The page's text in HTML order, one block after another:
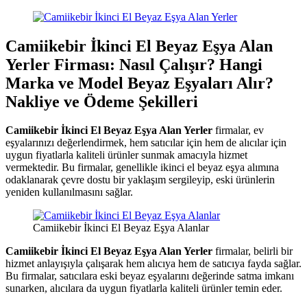
Camiikebir İkinci El Beyaz Eşya Alan
Yerler Firması: Nasıl Çalışır? Hangi
Marka ve Model Beyaz Eşyaları Alır?
Nakliye ve Ödeme Şekilleri
Camiikebir İkinci El Beyaz Eşya Alan Yerler firmalar, ev
eşyalarınızı değerlendirmek, hem satıcılar için hem de alıcılar için
uygun fiyatlarla kaliteli ürünler sunmak amacıyla hizmet
vermektedir. Bu firmalar, genellikle ikinci el beyaz eşya alımına
odaklanarak çevre dostu bir yaklaşım sergileyip, eski ürünlerin
yeniden kullanılmasını sağlar.
Camiikebir İkinci El Beyaz Eşya Alanlar
Camiikebir İkinci El Beyaz Eşya Alan Yerler firmalar, belirli bir
hizmet anlayışıyla çalışarak hem alıcıya hem de satıcıya fayda sağlar.
Bu firmalar, satıcılara eski beyaz eşyalarını değerinde satma imkanı
sunarken, alıcılara da uygun fiyatlarla kaliteli ürünler temin eder.